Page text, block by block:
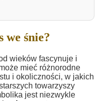
we śnie?
wieków fascynuje i
mieć różnorodne
i okoliczności, w jakich
towarzyszy
jest niezwykle